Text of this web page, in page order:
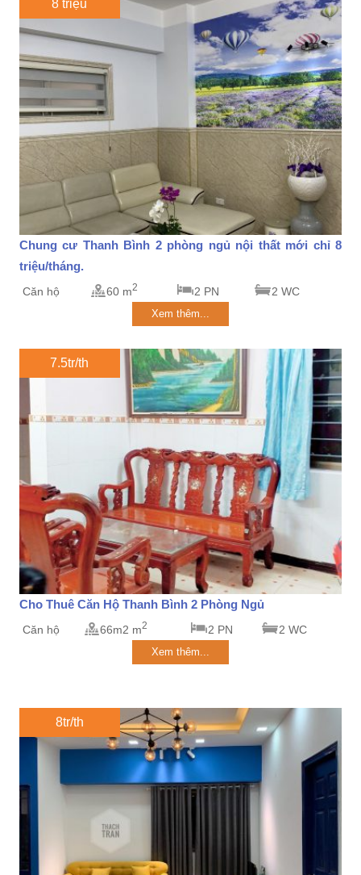
8 triệu
Chung cư Thanh Bình 2 phòng ngủ nội thất mới chỉ 8
triệu/tháng.
Căn hộ 60 m2 2 PN 2 WC
Xem thêm...
7.5tr/th
Cho Thuê Căn Hộ Thanh Bình 2 Phòng Ngủ
Căn hộ 66m2 m2 2 PN 2 WC
Xem thêm...
8tr/th